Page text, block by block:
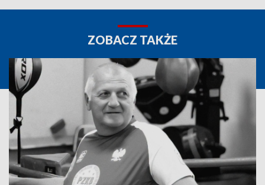
ZOBACZ TAKŻE